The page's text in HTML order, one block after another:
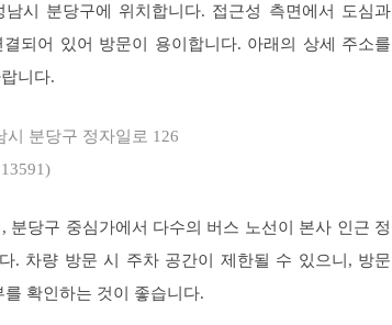
남시 분당구에 위치합니다. 접근성 측면에서 도심과
되어 있어 방문이 용이합니다. 아래의 상세 주소를
니다.
시 분당구 정자일로 126
분당구 중심가에서 다수의 버스 노선이 본사 인근 정
. 차량 방문 시 주차 공간이 제한될 수 있으니, 방문
를 확인하는 것이 좋습니다.